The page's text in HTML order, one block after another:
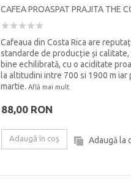
CAFEA PROASPAT PRAJITA THE
Cafeaua din Costa Rica are
standarde de producție și
bine echilibrată, cu o aciditate
la altitudini intre 700 si 1900 m
martie. Află mai mult
88,00 RON
Adaugă în coş Adaugă la